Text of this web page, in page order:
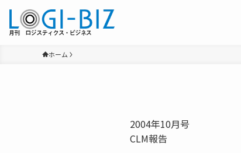
ホーム
2004年10月号
CLM報告